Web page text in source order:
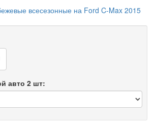
всесезонные на Ford C-Max 2015
авто 2 шт: